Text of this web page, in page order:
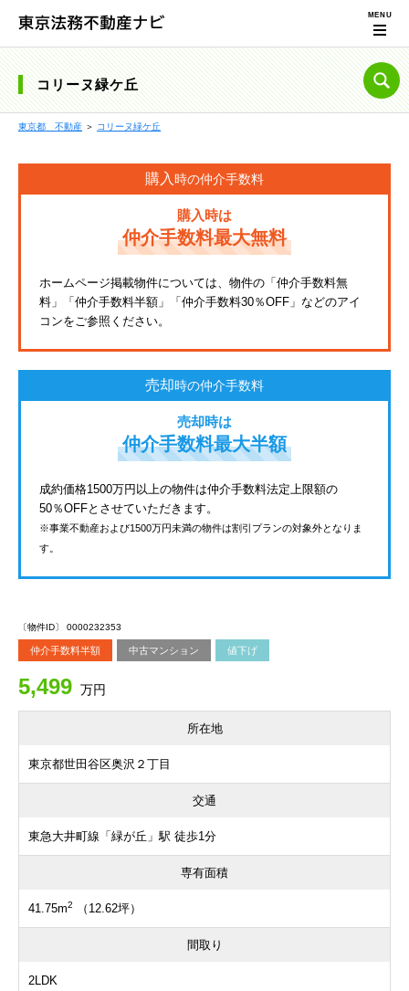
コリーヌ緑ケ丘
東京都 不動産 ＞ コリーヌ緑ケ丘
購入時の仲介手数料
購入時は
仲介手数料最大無料
ホームページ掲載物件については、物件の「仲介手数料無
料」「仲介手数料半額」「仲介手数料30％OFF」などのアイ
コンをご参照ください。
売却時の仲介手数料
売却時は
仲介手数料最大半額
成約価格1500万円以上の物件は仲介手数料法定上限額の
50％OFFとさせていただきます。
※事業不動産および1500万円未満の物件は割引プランの対象外となりま
す。
〔物件ID〕 0000232353
仲介手数料半額 中古マンション 値下げ
5,499 万円
所在地
東京都世田谷区奥沢２丁目
交通
東急大井町線「緑が丘」駅 徒歩1分
専有面積
41.75m2 （12.62坪）
間取り
2LDK